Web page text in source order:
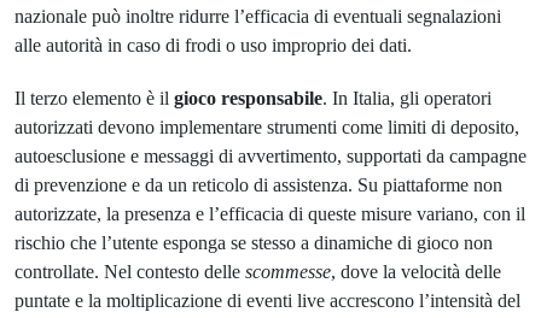
nazionale può inoltre ridurre l’efficacia di eventuali segnalazioni
alle autorità in caso di frodi o uso improprio dei dati.
Il terzo elemento è il gioco responsabile. In Italia, gli operatori
autorizzati devono implementare strumenti come limiti di deposito,
autoesclusione e messaggi di avvertimento, supportati da campagne
di prevenzione e da un reticolo di assistenza. Su piattaforme non
autorizzate, la presenza e l’efficacia di queste misure variano, con il
rischio che l’utente esponga se stesso a dinamiche di gioco non
controllate. Nel contesto delle scommesse, dove la velocità delle
puntate e la moltiplicazione di eventi live accrescono l’intensità del